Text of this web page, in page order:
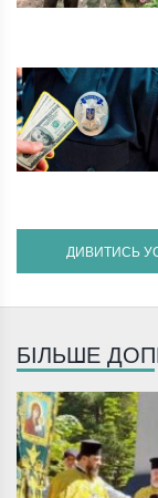
ДИВИТИСЬ
БІЛЬШЕ